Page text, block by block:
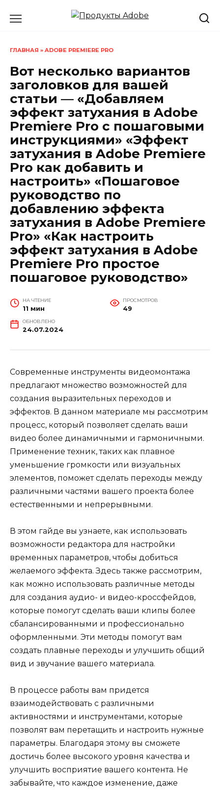
ГЛАВНАЯ » ADOBE PREMIERE PRO
Вот несколько вариантов
заголовков для вашей
статьи — «Добавляем
эффект затухания в Adobe
Premiere Pro с пошаговыми
инструкциями» «Эффект
затухания в Adobe Premiere
Pro как добавить и
настроить» «Пошаговое
руководство по
добавлению эффекта
затухания в Adobe Premiere
Pro» «Как настроить
эффект затухания в Adobe
Premiere Pro простое
пошаговое руководство»
НА ЧТЕНИЕ
11 мин
ПРОСМОТРОВ
49
ОБНОВЛЕНО
24.07.2024
Современные инструменты видеомонтажа
предлагают множество возможностей для
создания выразительных переходов и
эффектов. В данном материале мы рассмотрим
процесс, который позволяет сделать ваши
видео более динамичными и гармоничными.
Применение техник, таких как плавное
уменьшение громкости или визуальных
элементов, поможет сделать переходы между
различными частями вашего проекта более
естественными и непрерывными.
В этом гайде вы узнаете, как использовать
возможности редактора для настройки
временных параметров, чтобы добиться
желаемого эффекта. Здесь также рассмотрим,
как можно использовать различные методы
для создания аудио- и видео-кроссфейдов,
которые помогут сделать ваши клипы более
сбалансированными и профессионально
оформленными. Эти методы помогут вам
создать плавные переходы и улучшить общий
вид и звучание вашего материала.
В процессе работы вам придется
взаимодействовать с различными
активностями и инструментами, которые
позволят вам перетащить и настроить нужные
параметры. Благодаря этому вы сможете
достичь более высокого уровня качества и
улучшить восприятие вашего контента. Не
забывайте, что каждое изменение, даже